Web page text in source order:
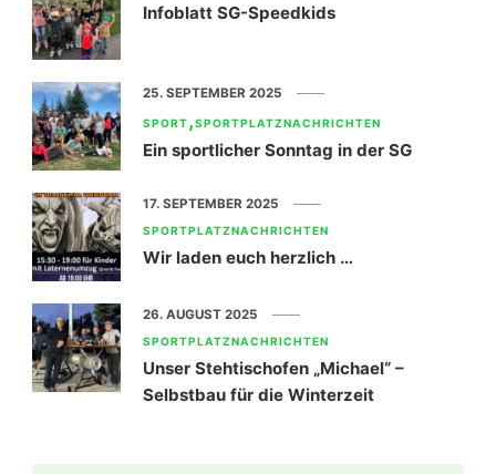
Infoblatt SG-Speedkids
SPORT SPORTPLATZNACHRICHTEN
Ein sportlicher Sonntag in der SG
25. SEPTEMBER 2025
SPORTPLATZNACHRICHTEN
Wir laden euch herzlich …
17. SEPTEMBER 2025
SPORTPLATZNACHRICHTEN
Unser Stehtischofen „Michael“ –
Selbstbau für die Winterzeit
26. AUGUST 2025